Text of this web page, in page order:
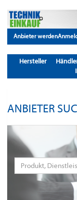
Anbieter werden
Hersteller
ANBIETER